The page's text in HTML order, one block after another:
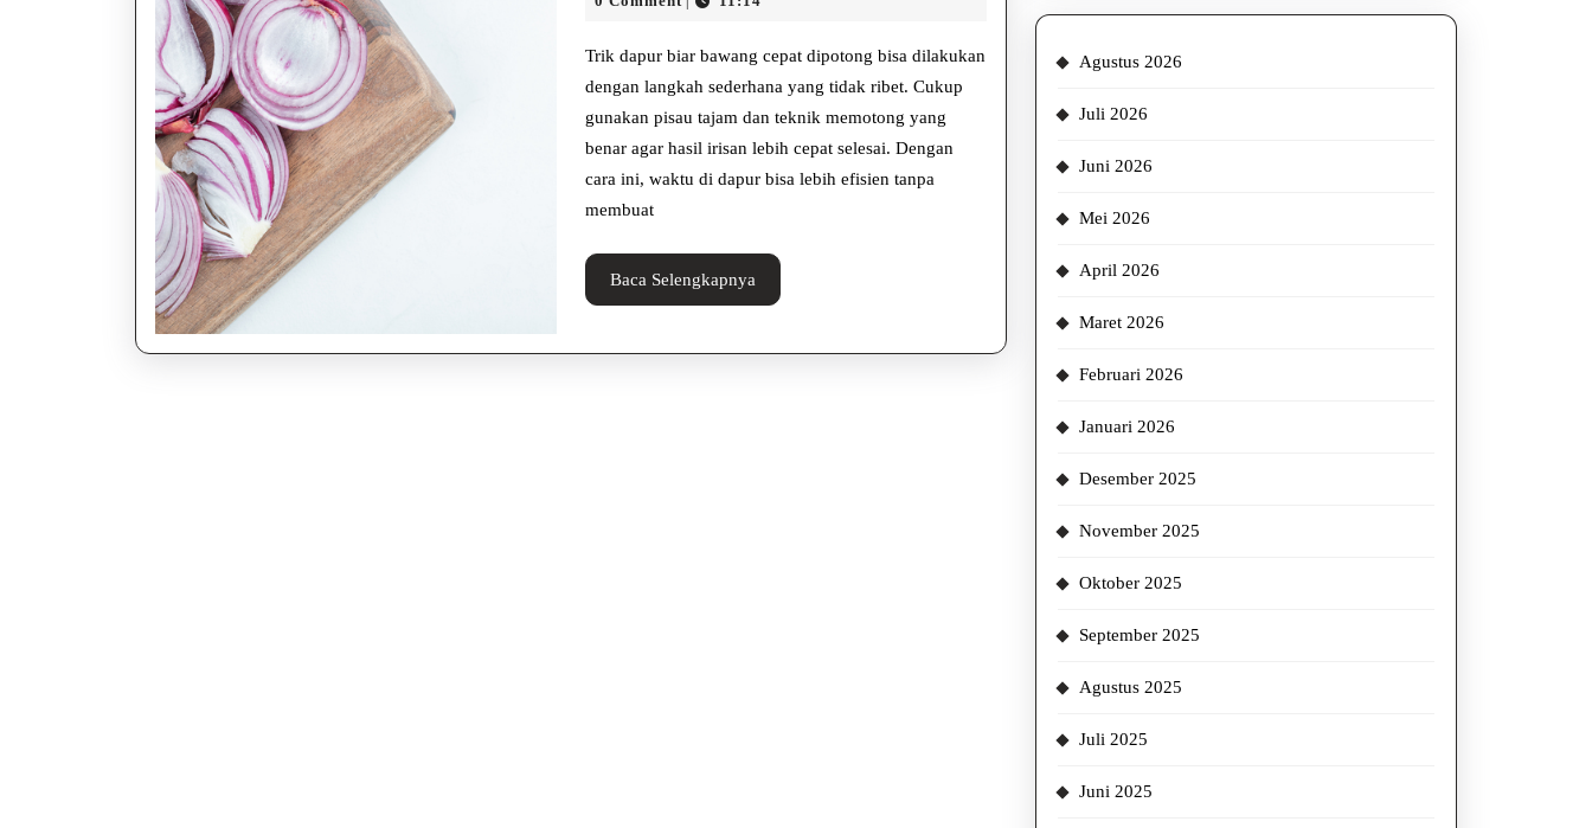
Bawang
Cepat
Dipotong
dengan
dan
Rapi
Trik dapur biar bawang cepat dipotong bisa dilakukan
dengan langkah sederhana yang tidak ribet. Cukup
gunakan pisau tajam dan teknik memotong yang
benar agar hasil irisan lebih cepat selesai. Dengan
cara ini, waktu di dapur bisa lebih efisien tanpa
membuat
Baca Selengkapnya
Selengkapnya
Agustus 2026
Juli 2026
Juni 2026
Mei 2026
April 2026
Maret 2026
Februari 2026
Januari 2026
Desember 2025
November 2025
Oktober 2025
September 2025
Agustus 2025
Juli 2025
Juni 2025